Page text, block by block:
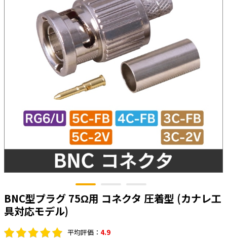
光ファイバー・融着接続機関連
LANケーブル・コネクタ・関連資材/機器
ネットワーク機器
エアコン・換気扇・空調資材
太陽光発電ケーブル・コネクタ・関連資
ーカ
照明・照明器具
電源タップ・延長コード
スイッチ・コンセント（配線器具）
PF管/FEP管/CD管/情報線保護管
ボックス・ビニル電線管付属品・引き込
みカバー
電気配管工事
EV充電設備工事
照明設置工事
太陽光発電工事
ホテル・病院向け
BNC型プラグ 75Ω用 コネクタ 圧着型 (カナレ工
具対応モデル)
平均評価： 4.9